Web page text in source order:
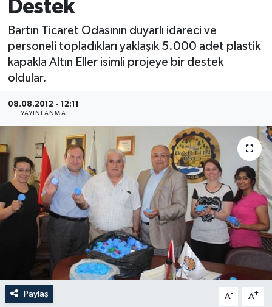
Destek
Bartın Ticaret Odasının duyarlı idareci ve
personeli topladıkları yaklaşık 5.000 adet plastik
kapakla Altın Eller isimli projeye bir destek
oldular.
08.08.2012 - 12:11
YAYINLANMA
Paylaş A- A+
Sağlık
Sinema
Sivil Toplum
Siyaset
Spor
Tarım
Turizm
Yaşam
Yerel Yönetimler